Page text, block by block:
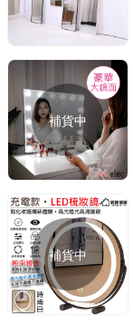
補貨中
補貨中